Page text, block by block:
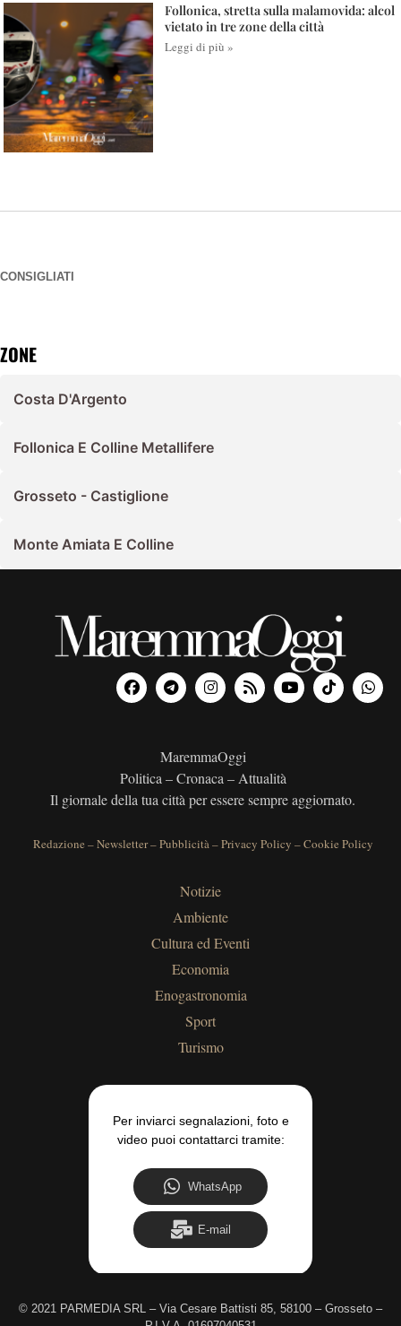
Follonica, stretta sulla malamovida: alcol
vietato in tre zone della città
Leggi di più »
CONSIGLIATI
ZONE
Costa D'Argento
Follonica E Colline Metallifere
Grosseto - Castiglione
Monte Amiata E Colline
MaremmaOggi
Politica – Cronaca – Attualità
Il giornale della tua città per essere sempre aggiornato.
Redazione –Newsletter–Pubblicità–Privacy Policy –Cookie Policy
Notizie
Ambiente
Cultura ed Eventi
Economia
Enogastronomia
Sport
Turismo
Per inviarci segnalazioni, foto e
video puoi contattarci tramite:
WhatsApp
E-mail
© 2021 PARMEDIA SRL – Via Cesare Battisti 85, 58100 – Grosseto –